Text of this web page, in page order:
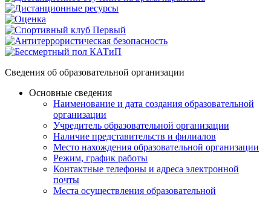
Сведения об образовательной организации
Основные сведения
Наименование и дата создания образовательной
организации
Учредитель образовательной организации
Наличие представительств и филиалов
Место нахождения образовательной организации
Режим, график работы
Контактные телефоны и адреса электронной
почты
Места осуществления образовательной